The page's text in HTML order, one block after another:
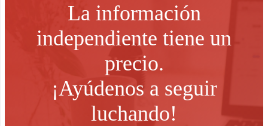
La información
independiente tiene un
precio.
¡Ayúdenos a seguir
luchando!